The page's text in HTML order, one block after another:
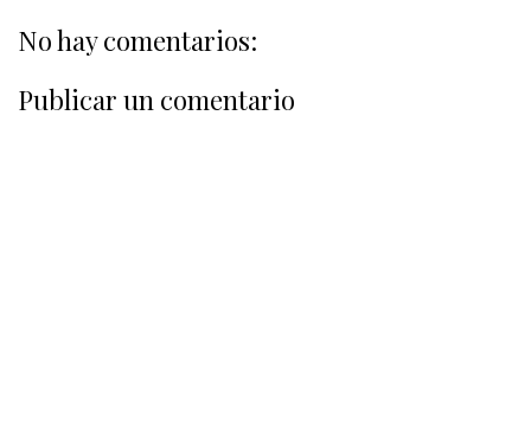
No hay comentarios:
Publicar un comentario